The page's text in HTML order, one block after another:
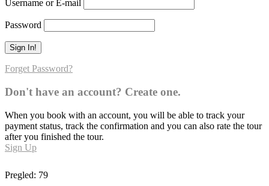
Username or E-mail
Password
Forget Password?
Don't have an account? Create one.
When you book with an account, you will be able to track your
payment status, track the confirmation and you can also rate the tour
after you finished the tour.
Sign Up
Pregled: 79